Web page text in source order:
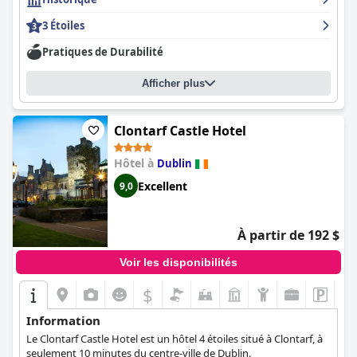
3 Étoiles
Pratiques de Durabilité
Afficher plus
Clontarf Castle Hotel
Hôtel à Dublin
9,0 Excellent
À partir de 192 $
Voir les disponibilités
$
Information
Le Clontarf Castle Hotel est un hôtel 4 étoiles situé à Clontarf, à
seulement 10 minutes du centre-ville de Dublin.